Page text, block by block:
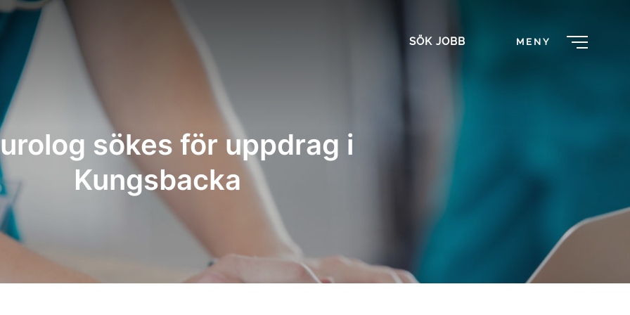
SÖK JOBB MENY
sökes för uppdrag i
Kungsbacka